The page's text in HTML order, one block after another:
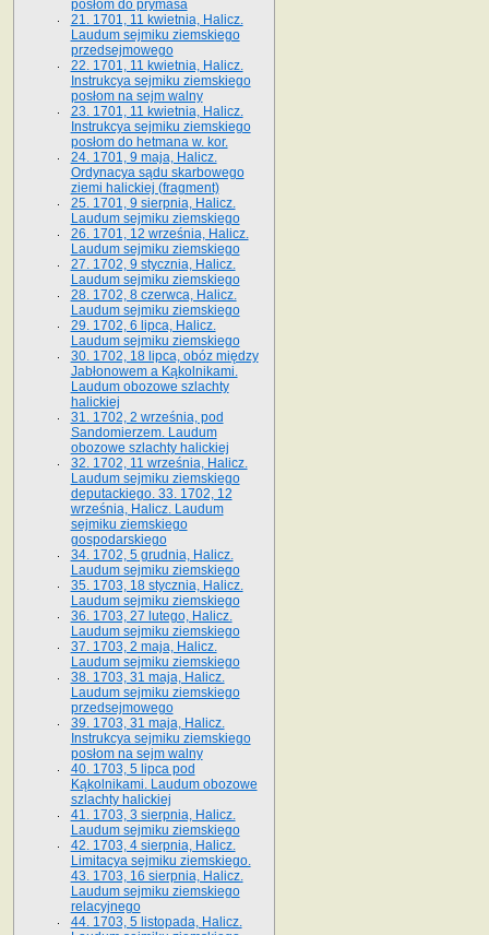
posłom do prymasa
21. 1701, 11 kwietnia, Halicz.
Laudum sejmiku ziemskiego
przedsejmowego
22. 1701, 11 kwietnia, Halicz.
Instrukcya sejmiku ziemskiego
posłom na sejm walny
23. 1701, 11 kwietnia, Halicz.
Instrukcya sejmiku ziemskiego
posłom do hetmana w. kor.
24. 1701, 9 maja, Halicz.
Ordynacya sądu skarbowego
ziemi halickiej (fragment)
25. 1701, 9 sierpnia, Halicz.
Laudum sejmiku ziemskiego
26. 1701, 12 września, Halicz.
Laudum sejmiku ziemskiego
27. 1702, 9 stycznia, Halicz.
Laudum sejmiku ziemskiego
28. 1702, 8 czerwca, Halicz.
Laudum sejmiku ziemskiego
29. 1702, 6 lipca, Halicz.
Laudum sejmiku ziemskiego
30. 1702, 18 lipca, obóz między
Jabłonowem a Kąkolnikami.
Laudum obozowe szlachty
halickiej
31. 1702, 2 września, pod
Sandomierzem. Laudum
obozowe szlachty halickiej
32. 1702, 11 września, Halicz.
Laudum sejmiku ziemskiego
deputackiego. 33. 1702, 12
września, Halicz. Laudum
sejmiku ziemskiego
gospodarskiego
34. 1702, 5 grudnia, Halicz.
Laudum sejmiku ziemskiego
35. 1703, 18 stycznia, Halicz.
Laudum sejmiku ziemskiego
36. 1703, 27 lutego, Halicz.
Laudum sejmiku ziemskiego
37. 1703, 2 maja, Halicz.
Laudum sejmiku ziemskiego
38. 1703, 31 maja, Halicz.
Laudum sejmiku ziemskiego
przedsejmowego
39. 1703, 31 maja, Halicz.
Instrukcya sejmiku ziemskiego
posłom na sejm walny
40. 1703, 5 lipca pod
Kąkolnikami. Laudum obozowe
szlachty halickiej
41­. 1703, 3 sierpnia, Halicz.
Laudum sejmiku ziemskiego
42. 1703, 4 sierpnia, Halicz.
Limitacya sejmiku ziemskiego.
43. 1703, 16 sierpnia, Halicz.
Laudum sejmiku ziemskiego
relacyjnego
44. 1703, 5 listopada, Halicz.